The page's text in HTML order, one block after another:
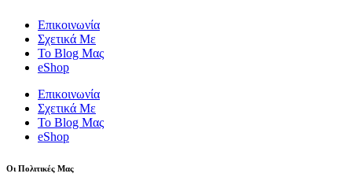
Επικοινωνία
Σχετικά Με
Το Blog Μας
eShop
Επικοινωνία
Σχετικά Με
Το Blog Μας
eShop
Οι Πολιτικές Μας